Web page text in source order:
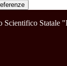
Scientifico Statale